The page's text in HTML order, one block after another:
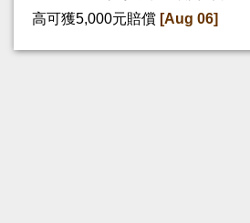
高可獲5,000元賠償 [Aug 06]